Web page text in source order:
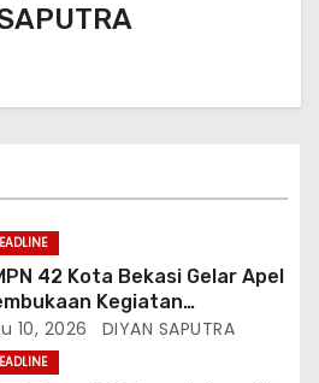
42 Kota Bekasi Gelar Apel
Kegiatan
10, 2026 DIYAN SAPUTRA